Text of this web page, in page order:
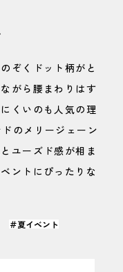
ぞくドット柄がと
がら腰まわりはす
くいのも人気の理
のメリージェーン
ユーズド感が相ま
ントにぴったりな
＃夏イベント